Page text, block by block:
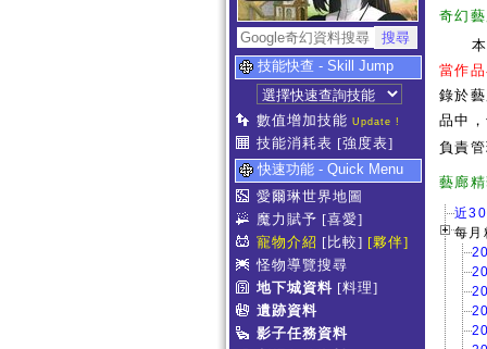
技能快查 - Skill Jump
數值增加技能 Update !
技能消耗表 [強度表]
快速功能 - Quick Menu
愛爾琳世界地圖
魔力賦予 [喜愛]
寵物介紹 [比較] [夥伴]
怪物導覽搜尋
地下城資料 [料理]
遺跡資料
影子任務資料
奇幻
當作
錄於
品中
負責
藝
近
每月